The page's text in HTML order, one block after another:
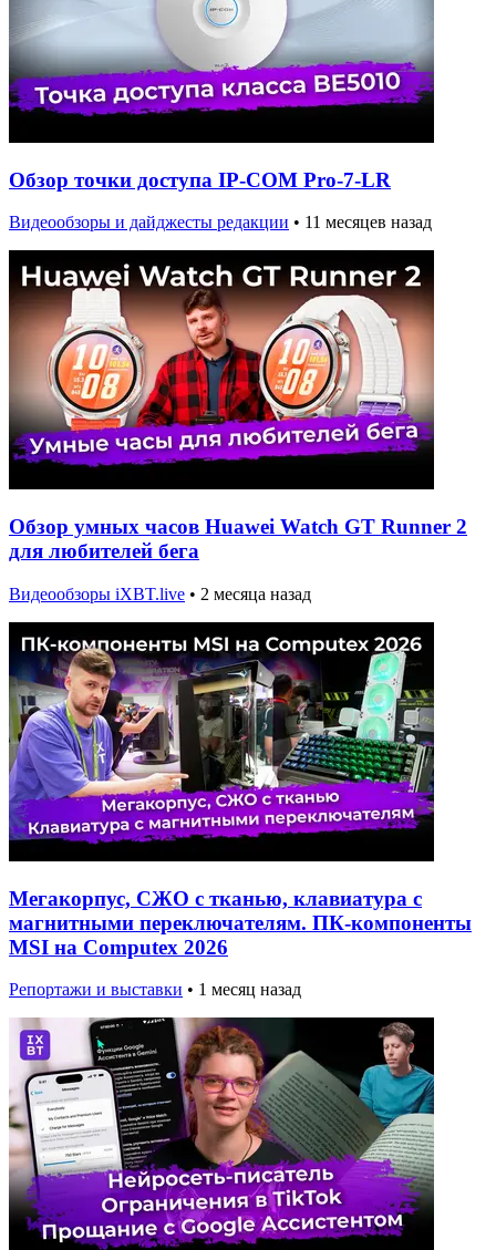
Обзор точки доступа IP-COM Pro-7-LR
Видеообзоры и дайджесты редакции • 11 месяцев назад
Обзор умных часов Huawei Watch GT Runner 2
для любителей бега
Видеообзоры iXBT.live • 2 месяца назад
Мегакорпус, СЖО с тканью, клавиатура с
магнитными переключателям. ПК-компоненты
MSI на Computex 2026
Репортажи и выставки • 1 месяц назад